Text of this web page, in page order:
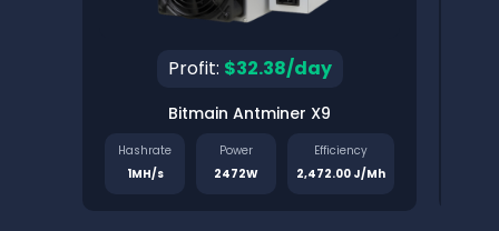
Profit: $32.38/day
Bitmain Antminer X9
Hashrate
1MH/s
Power
2472W
Efficiency
2,472.00 J/Mh